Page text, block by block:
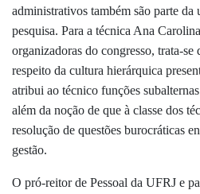
administrativos também são parte da
pesquisa. Para a técnica Ana
organizadoras do congresso, trata-se
respeito da cultura hierárquica
atribui ao técnico funções
além da noção de que à classe dos
resolução de questões burocráticas
gestão.
O pró-reitor de Pessoal da UFRJ e